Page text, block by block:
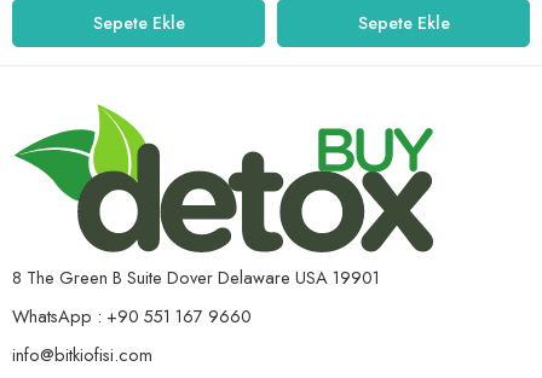
Sepete Ekle Sepete Ekle
8 The Green B Suite Dover Delaware USA 19901
WhatsApp : +90 551 167 9660
info@bitkiofisi.com